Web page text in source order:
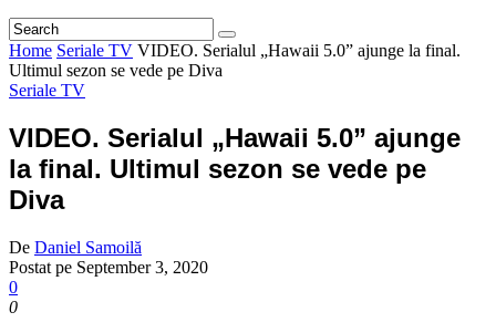
Home Seriale TV VIDEO. Serialul „Hawaii 5.0” ajunge la final.
Ultimul sezon se vede pe Diva
Seriale TV
VIDEO. Serialul „Hawaii 5.0” ajunge
la final. Ultimul sezon se vede pe
Diva
De Daniel Samoilă
Postat pe September 3, 2020
0
0